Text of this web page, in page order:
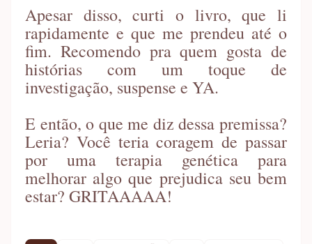
Apesar disso, curti o livro, que li
rapidamente e que me prendeu até o
fim. Recomendo pra quem gosta de
histórias com um toque de
investigação, suspense e YA.
E então, o que me diz dessa premissa?
Leria? Você teria coragem de passar
por uma terapia genética para
melhorar algo que prejudica seu bem
estar? GRITAAAAA!